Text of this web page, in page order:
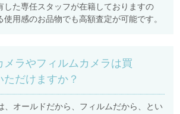
した専任スタッフが在籍しておりますの
使用感のお品物でも高額査定が可能です。
メラやフィルムカメラは買
だけますか？
、オールドだから、フィルムだから、とい